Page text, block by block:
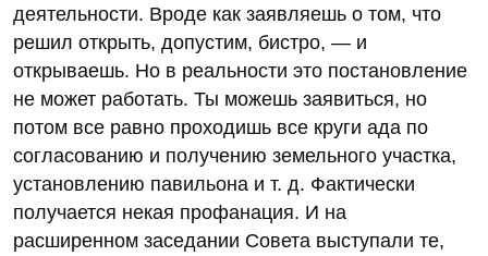
деятельности. Вроде как заявляешь о том, что
решил открыть, допустим, бистро, — и
открываешь. Но в реальности это постановление
не может работать. Ты можешь заявиться, но
потом все равно проходишь все круги ада по
согласованию и получению земельного участка,
установлению павильона и т. д. Фактически
получается некая профанация. И на
расширенном заседании Совета выступали те,